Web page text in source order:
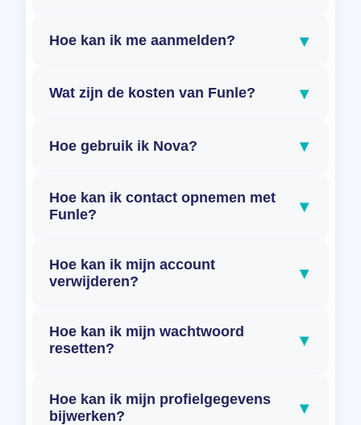
Hoe kan ik me aanmelden? ▾
Wat zijn de kosten van Funle? ▾
Hoe gebruik ik Nova? ▾
Hoe kan ik contact opnemen met
Funle?
▾
Hoe kan ik mijn account
verwijderen?
▾
Hoe kan ik mijn wachtwoord
resetten?
▾
Hoe kan ik mijn profielgegevens
bijwerken?
▾